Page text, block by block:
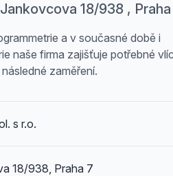
18/938 ,
a v současné době i
naše firma zajišťuje potřebné
zaměření.
s r.o.
18/938, Praha 7